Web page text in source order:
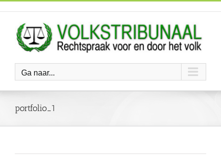
Ga
naar
Ga naar...
portfolio_1